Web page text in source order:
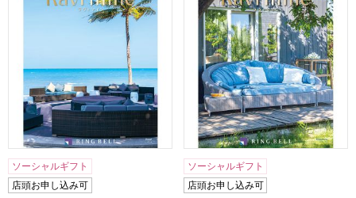
ソーシャルギフト
店頭お申し込み可
ソーシャルギフト
店頭お申し込み可